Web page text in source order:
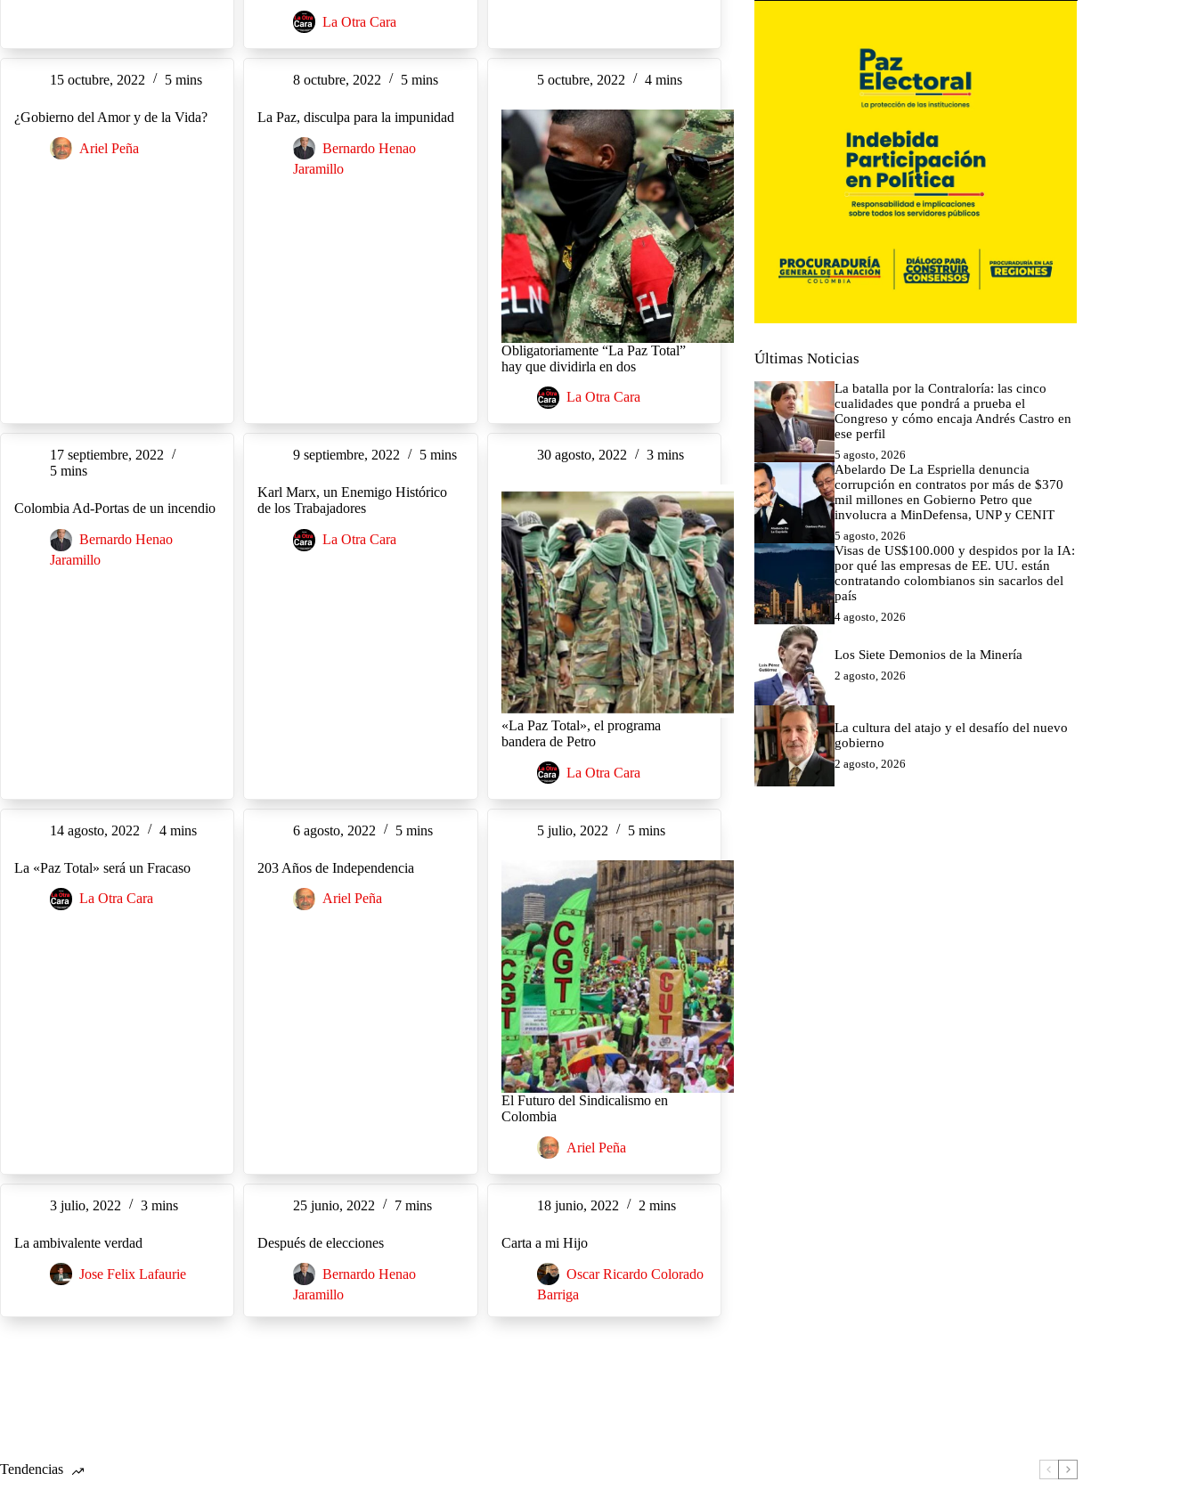
La Otra Cara
15 octubre, 2022 5 mins
¿Gobierno del Amor y de la Vida?
Ariel Peña
8 octubre, 2022 5 mins
La Paz, disculpa para la impunidad
Bernardo Henao
Jaramillo
5 octubre, 2022 4 mins
Obligatoriamente “La Paz Total”
hay que dividirla en dos
La Otra Cara
17 septiembre, 2022
5 mins
Colombia Ad-Portas de un incendio
Bernardo Henao
Jaramillo
9 septiembre, 2022 5 mins
Karl Marx, un Enemigo Histórico
de los Trabajadores
La Otra Cara
30 agosto, 2022 3 mins
«La Paz Total», el programa
bandera de Petro
La Otra Cara
14 agosto, 2022 4 mins
La «Paz Total» será un Fracaso
La Otra Cara
6 agosto, 2022 5 mins
203 Años de Independencia
Ariel Peña
5 julio, 2022 5 mins
El Futuro del Sindicalismo en
Colombia
Ariel Peña
3 julio, 2022 3 mins
La ambivalente verdad
Jose Felix Lafaurie
25 junio, 2022 7 mins
Después de elecciones
Bernardo Henao
Jaramillo
18 junio, 2022 2 mins
Carta a mi Hijo
Oscar Ricardo Colorado
Barriga
Últimas Noticias
La batalla por la Contraloría: las cinco
cualidades que pondrá a prueba el
Congreso y cómo encaja Andrés Castro en
ese perfil
5 agosto, 2026
Abelardo De La Espriella denuncia
corrupción en contratos por más de $370
mil millones en Gobierno Petro que
involucra a MinDefensa, UNP y CENIT
5 agosto, 2026
Visas de US$100.000 y despidos por la IA:
por qué las empresas de EE. UU. están
contratando colombianos sin sacarlos del
país
4 agosto, 2026
Los Siete Demonios de la Minería
2 agosto, 2026
La cultura del atajo y el desafío del nuevo
gobierno
2 agosto, 2026
Tendencias